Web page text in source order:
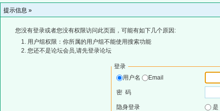
提示信息 »
您没有登录或者您没有权限访问此页面，可能有如下几个原因:
用户组权限：你所属的用户组不能使用搜索功能
您还不是论坛会员,请先登录论坛
登录
用户名
Email
密 码
隐身登录